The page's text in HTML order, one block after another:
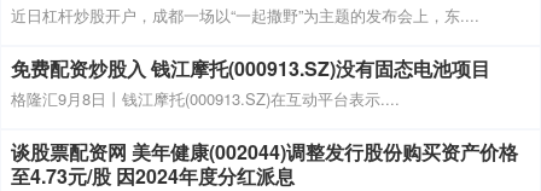
近日杠杆炒股开户，成都一场以“一起撒野”为主题的发布会上，东....
免费配资炒股入 钱江摩托(000913.SZ)没有固态电池项目
格隆汇9月8日丨钱江摩托(000913.SZ)在互动平台表示....
谈股票配资网 美年健康(002044)调整发行股份购买资产价格
至4.73元/股 因2024年度分红派息